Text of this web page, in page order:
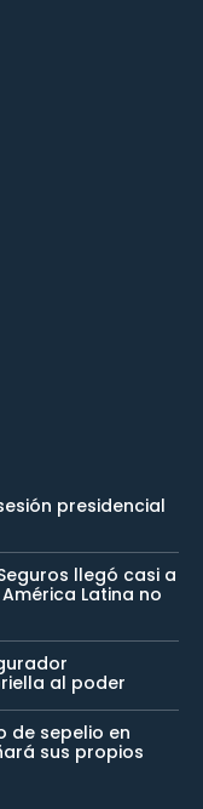
presidencial
llegó casi a
Latina no
al poder
de sepelio en
sus propios